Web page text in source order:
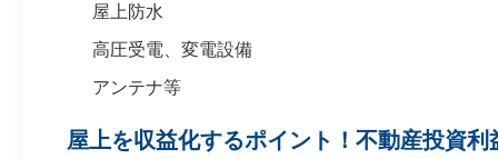
屋上防水
高圧受電、変電設備
アンテナ等
屋上を収益化するポイント！不動産投資利